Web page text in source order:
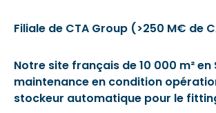
Filiale de CTA Group (>250 M€ de
Notre site français de 10 000 m²
maintenance en condition
stockeur automatique pour le